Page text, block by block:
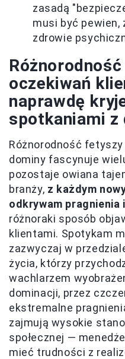
zasadą
musi być pewien,
zdrowie
oczekiwań
naprawdę
spotkaniami z
Różnorodność
dominy fascynuje
pozostaje owiana
branży, z każdym
odkrywam
różnoraki sposób
klientami. Spotykam
zazwyczaj w
życia, którzy
wachlarzem
dominacji, przez
ekstremalne
zajmują wysokie
społecznej —
mieć trudności z